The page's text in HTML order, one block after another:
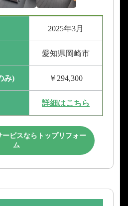
2025年3月
愛知県岡崎市
み) ￥294,300
詳細はこちら
ービスならトップリフォー
ム